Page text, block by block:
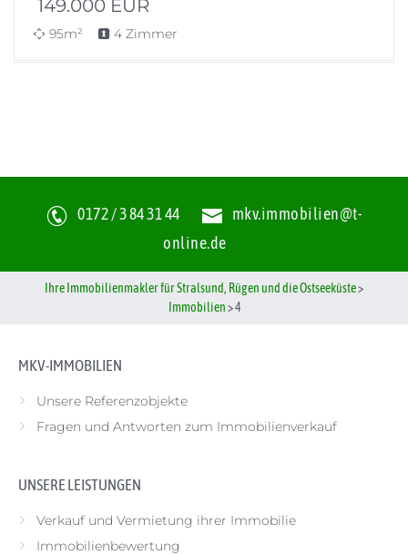
149.000 EUR
95m² 4 Zimmer
0172 / 3 84 31 44
mkv.immobilien@t-
online.de
Ihre Immobilienmakler für Stralsund, Rügen und die Ostseeküste>
Immobilien>4
MKV-IMMOBILIEN
Unsere Referenzobjekte
Fragen und Antworten zum Immobilienverkauf
UNSERE LEISTUNGEN
Verkauf und Vermietung ihrer Immobilie
Immobilienbewertung